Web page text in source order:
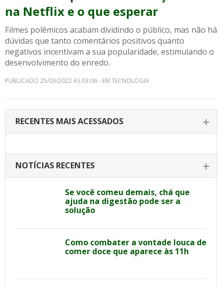
na Netflix e o que esperar
Filmes polêmicos acabam dividindo o público, mas não há
dúvidas que tanto comentários positivos quanto
negativos incentivam a sua popularidade, estimulando o
desenvolvimento do enredo.
PUBLICADO 25/03/2022 AS 03:06 - EM TECNOLOGIA
RECENTES MAIS ACESSADOS
NOTÍCIAS RECENTES
Se você comeu demais, chá que
ajuda na digestão pode ser a
solução
Como combater a vontade louca de
comer doce que aparece às 11h